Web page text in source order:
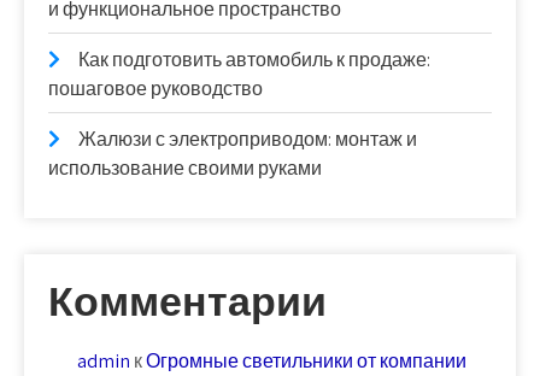
и функциональное пространство
Как подготовить автомобиль к продаже:
пошаговое руководство
Жалюзи с электроприводом: монтаж и
использование своими руками
Комментарии
admin кОгромные светильники от компании